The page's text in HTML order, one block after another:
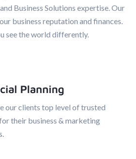
Business Solutions expertise. Our
business reputation and finances.
see the world differently.
Planning
our clients top level of trusted
their business & marketing